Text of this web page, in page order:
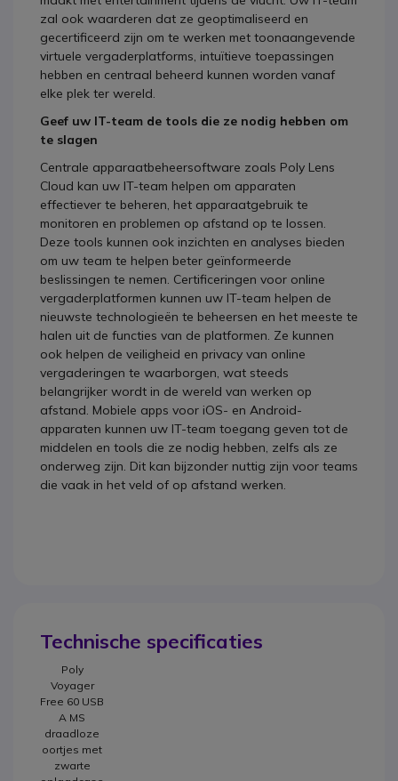
zal ook waarderen dat ze geoptimaliseerd en
gecertificeerd zijn om te werken met toonaangevende
virtuele vergaderplatforms, intuïtieve toepassingen
hebben en centraal beheerd kunnen worden vanaf
elke plek ter wereld.
Geef uw IT-team de tools die ze nodig hebben om
te slagen
Centrale apparaatbeheersoftware zoals Poly Lens
Cloud kan uw IT-team helpen om apparaten
effectiever te beheren, het apparaatgebruik te
monitoren en problemen op afstand op te lossen.
Deze tools kunnen ook inzichten en analyses bieden
om uw team te helpen beter geïnformeerde
beslissingen te nemen. Certificeringen voor online
vergaderplatformen kunnen uw IT-team helpen de
nieuwste technologieën te beheersen en het meeste te
halen uit de functies van de platformen. Ze kunnen
ook helpen de veiligheid en privacy van online
vergaderingen te waarborgen, wat steeds
belangrijker wordt in de wereld van werken op
afstand. Mobiele apps voor iOS- en Android-
apparaten kunnen uw IT-team toegang geven tot de
middelen en tools die ze nodig hebben, zelfs als ze
onderweg zijn. Dit kan bijzonder nuttig zijn voor teams
die vaak in het veld of op afstand werken.
Technische specificaties
Poly
Voyager
Free 60 USB
A MS
draadloze
oortjes met
zwarte